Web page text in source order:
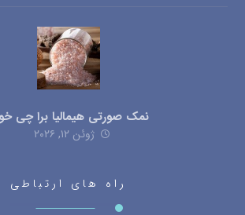
نمک صورتی هیمالیا برا چی
ژوئن ۱۲, ۲۰۲۶
راه های ارتباطی